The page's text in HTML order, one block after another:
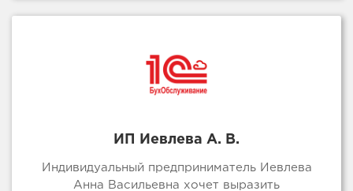
ИП Иевлева А. В.
Индивидуальный предприниматель Иевлева
Анна Васильевна хочет выразить